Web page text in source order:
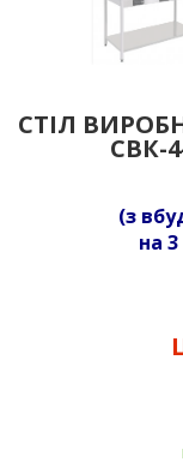
СТІЛ
СВК-
(з
на